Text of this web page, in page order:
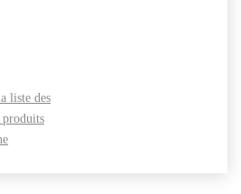
liste des
produits